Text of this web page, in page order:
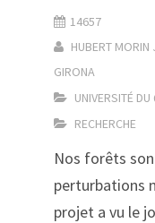
14657
HUBERT MORIN
GIRONA
UNIVERSITÉ
RECHERCHE
Nos forêts
perturbations
projet a vu le